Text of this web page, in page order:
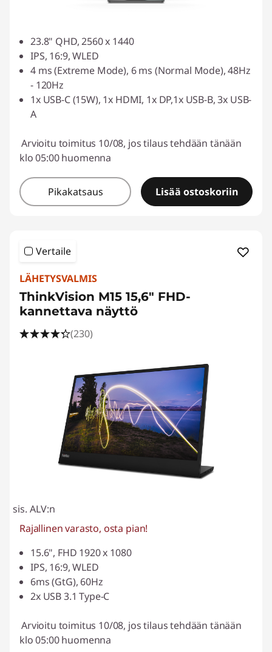
23.8" QHD, 2560 x 1440
IPS, 16:9, WLED
4 ms (Extreme Mode), 6 ms (Normal Mode), 48Hz
- 120Hz
1x USB-C (15W), 1x HDMI, 1x DP,1x USB-B, 3x USB-
A
Arvioitu toimitus 10/08, jos tilaus tehdään tänään
klo 05:00 huomenna
Pikakatsaus Lisää ostoskoriin
Vertaile
LÄHETYSVALMIS
ThinkVision M15 15,6″ FHD-
kannettava näyttö
(230)
sis. ALV:n
Rajallinen varasto, osta pian!
15.6", FHD 1920 x 1080
IPS, 16:9, WLED
6ms (GtG), 60Hz
2x USB 3.1 Type-C
Arvioitu toimitus 10/08, jos tilaus tehdään tänään
klo 05:00 huomenna